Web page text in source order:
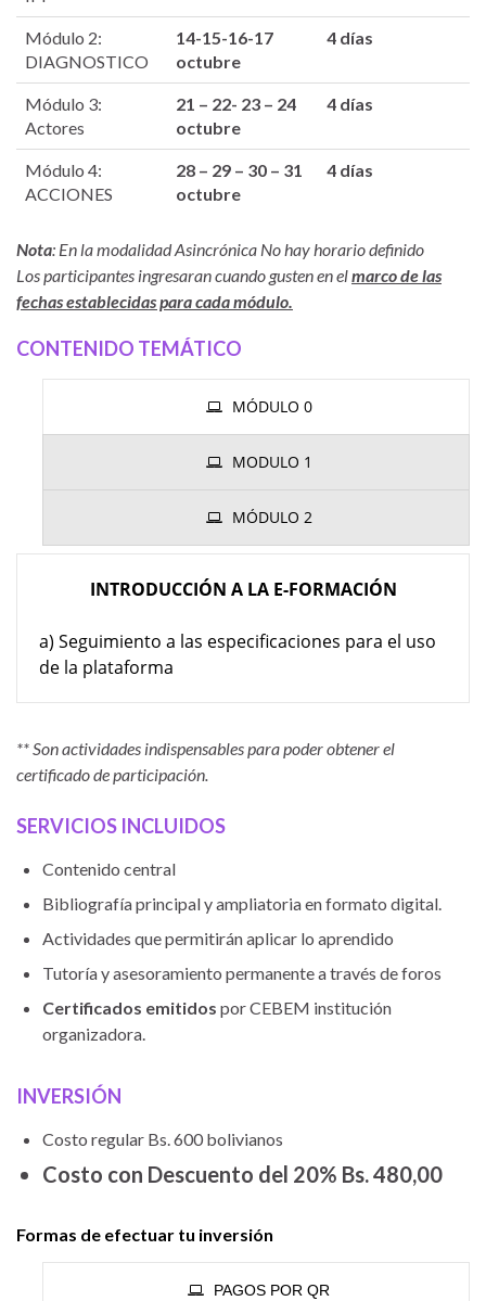
Módulo 2:
DIAGNOSTICO
14-15-16-17
octubre
4 días
Módulo 3:
Actores
21 – 22- 23 – 24
octubre
4 días
Módulo 4:
ACCIONES
28 – 29 – 30 – 31
octubre
4 días
Nota: En la modalidad Asincrónica No hay horario definido
Los participantes ingresaran cuando gusten en elmarco de las
fechas establecidas para cada módulo.
CONTENIDO TEMÁTICO
MÓDULO 0
MODULO 1
MÓDULO 2
INTRODUCCIÓN A LA E-FORMACIÓN
a) Seguimiento a las especificaciones para el uso
de la plataforma
** Son actividades indispensables para poder obtener el
certificado de participación.
SERVICIOS INCLUIDOS
Contenido central
Bibliografía principal y ampliatoria en formato digital.
Actividades que permitirán aplicar lo aprendido
Tutoría y asesoramiento permanente a través de foros
Certificados emitidos por CEBEM institución
organizadora.
INVERSIÓN
Costo regular Bs. 600 bolivianos
Costo con Descuento del 20% Bs. 480,00
Formas de efectuar tu inversión
PAGOS POR QR